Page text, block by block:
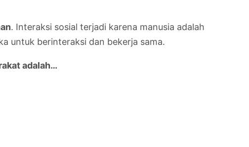
. Interaksi sosial terjadi karena manusia adalah
untuk berinteraksi dan bekerja sama.
adalah…